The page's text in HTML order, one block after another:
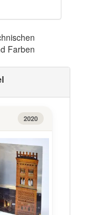
Farben
2020